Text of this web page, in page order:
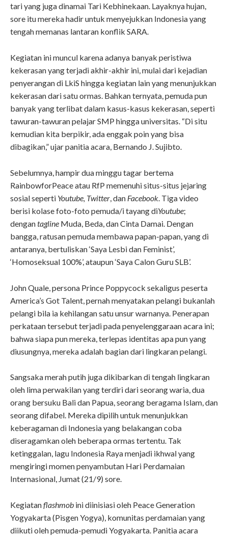
tari yang juga dinamai Tari Kebhinekaan. Layaknya hujan,
sore itu mereka hadir untuk menyejukkan Indonesia yang
tengah memanas lantaran konflik SARA.
Kegiatan ini muncul karena adanya banyak peristiwa
kekerasan yang terjadi akhir-akhir ini, mulai dari kejadian
penyerangan di LkiS hingga kegiatan lain yang menunjukkan
kekerasan dari satu ormas. Bahkan ternyata, pemuda pun
banyak yang terlibat dalam kasus-kasus kekerasan, seperti
tawuran-tawuran pelajar SMP hingga universitas. “Di situ
kemudian kita berpikir, ada enggak poin yang bisa
dibagikan,” ujar panitia acara, Bernando J. Sujibto.
Sebelumnya, hampir dua minggu tagar bertema
RainbowforPeace atau RfP memenuhi situs-situs jejaring
sosial seperti Youtube, Twitter , dan Facebook . Tiga video
berisi kolase foto-foto pemuda/i tayang diYoutube;
dengantagline Muda, Beda, dan Cinta Damai. Dengan
bangga, ratusan pemuda membawa papan-papan, yang di
antaranya, bertuliskan ‘Saya Lesbi dan Feminist’,
‘Homoseksual 100%’, ataupun ‘Saya Calon Guru SLB’.
John Quale, persona Prince Poppycock sekaligus peserta
America’s Got Talent, pernah menyatakan pelangi bukanlah
pelangi bila ia kehilangan satu unsur warnanya. Penerapan
perkataan tersebut terjadi pada penyelenggaraan acara ini;
bahwa siapa pun mereka, terlepas identitas apa pun yang
diusungnya, mereka adalah bagian dari lingkaran pelangi.
Sangsaka merah putih juga dikibarkan di tengah lingkaran
oleh lima perwakilan yang terdiri dari seorang waria, dua
orang bersuku Bali dan Papua, seorang beragama Islam, dan
seorang difabel. Mereka dipilih untuk menunjukkan
keberagaman di Indonesia yang belakangan coba
diseragamkan oleh beberapa ormas tertentu. Tak
ketinggalan, lagu Indonesia Raya menjadi ikhwal yang
mengiringi momen penyambutan Hari Perdamaian
Internasional, Jumat (21/9) sore.
Kegiatanflashmob ini diinisiasi oleh Peace Generation
Yogyakarta (Pisgen Yogya), komunitas perdamaian yang
diikuti oleh pemuda-pemudi Yogyakarta. Panitia acara